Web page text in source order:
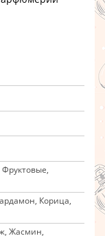
Корица,
Жасмин,